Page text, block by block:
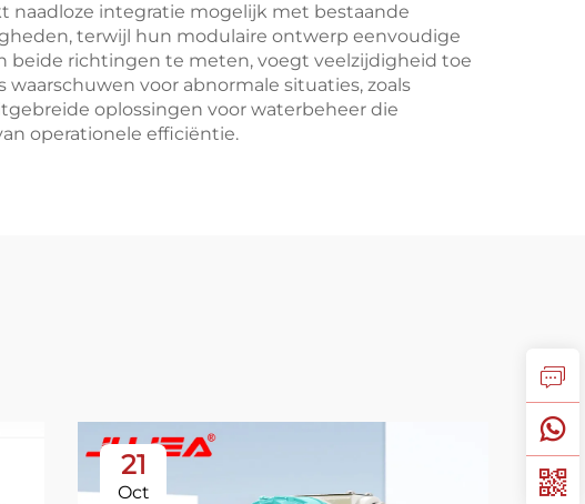
naadloze integratie mogelijk met bestaande
terwijl hun modulaire ontwerp eenvoudige
beide richtingen te meten, voegt veelzijdigheid toe
voor abnormale situaties, zoals
oplossingen voor waterbeheer die
operationele efficiëntie.
21
Oct